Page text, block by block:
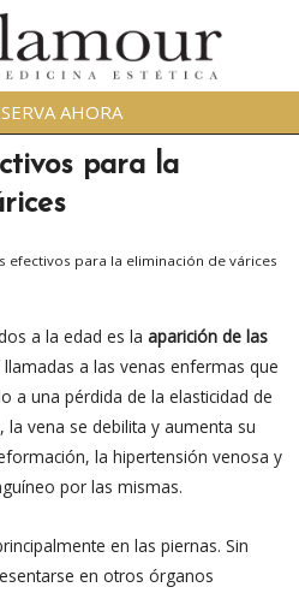
AHORA
para la
efectivos para la eliminación de várices
a la edad es la aparición de las
llamadas a las venas enfermas que
a una pérdida de la elasticidad de
la vena se debilita y aumenta su
la hipertensión venosa y
por las mismas.
en las piernas. Sin
en otros órganos